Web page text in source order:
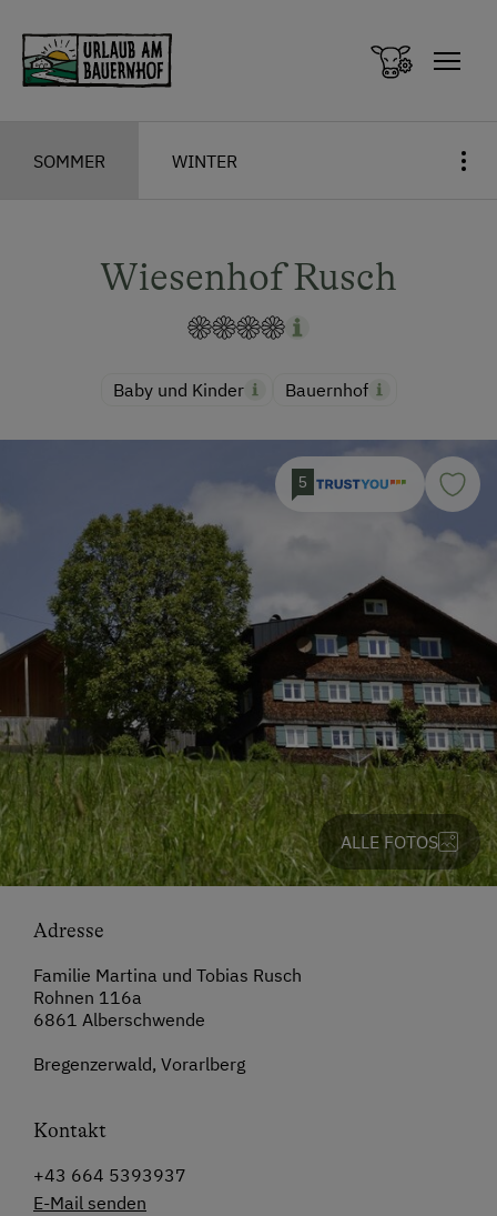
SOMMER WINTER
Wiesenhof Rusch
Baby und Kinder Bauernhof
5
ALLE FOTOS
Adresse
Familie Martina und Tobias Rusch
Rohnen 116a
6861 Alberschwende
Bregenzerwald, Vorarlberg
Kontakt
+43 664 5393937
E-Mail senden